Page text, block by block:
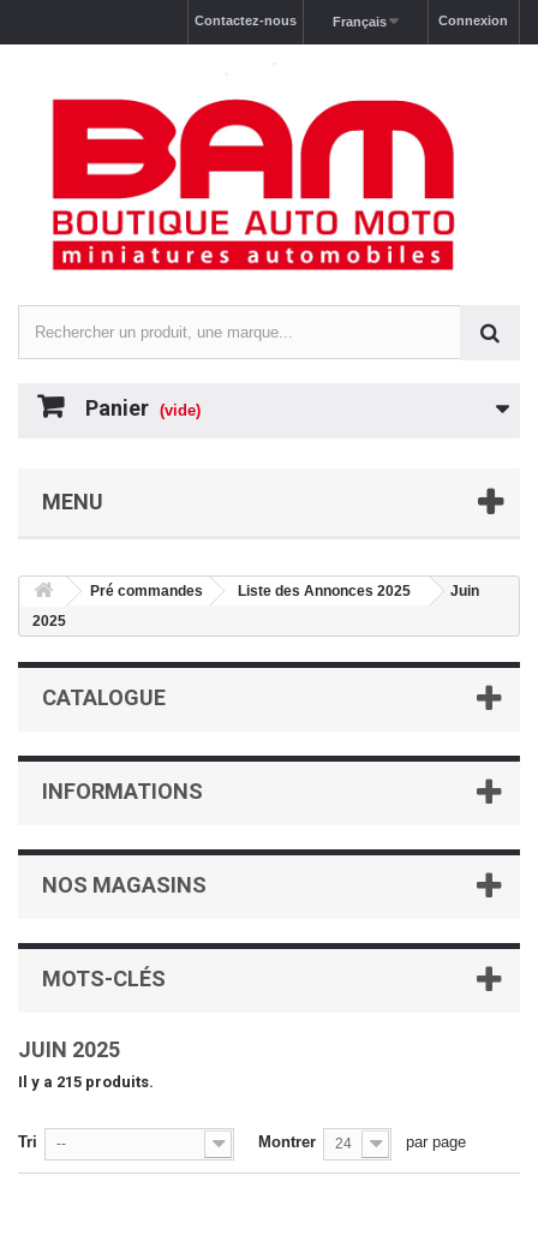
Connexion
Français
Contactez-nous
Panier (vide)
MENU
Pré commandes Liste des Annonces 2025
Juin
2025
CATALOGUE
INFORMATIONS
NOS MAGASINS
MOTS-CLÉS
JUIN 2025
Il y a 215 produits.
Tri -- Montrer 24 par page